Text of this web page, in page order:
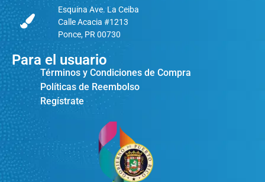
Esquina Ave. La Ceiba
Calle Acacia #1213
Ponce, PR 00730
Para el usuario
Términos y Condiciones de Compra
Políticas de Reembolso
Regístrate